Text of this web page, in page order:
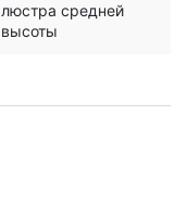
люстра средней
высоты